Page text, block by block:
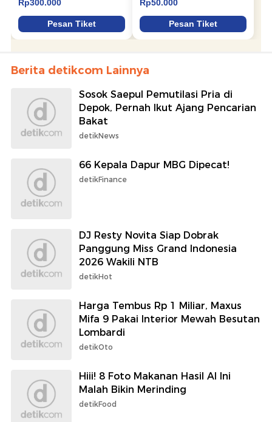
Berita detikcom Lainnya
Sosok Saepul Pemutilasi Pria di
Depok, Pernah Ikut Ajang Pencarian
Bakat
detikNews
66 Kepala Dapur MBG Dipecat!
detikFinance
DJ Resty Novita Siap Dobrak
Panggung Miss Grand Indonesia
2026 Wakili NTB
detikHot
Harga Tembus Rp 1 Miliar, Maxus
Mifa 9 Pakai Interior Mewah Besutan
Lombardi
detikOto
Hiii! 8 Foto Makanan Hasil AI Ini
Malah Bikin Merinding
detikFood